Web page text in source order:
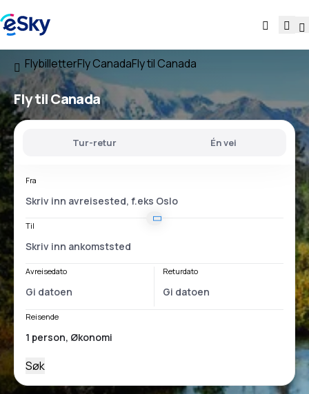
FlybilletterFly CanadaFly til Canada
Fly til Canada
Tur-retur Én vei
Fra
Til
Avreisedato Returdato
Reisende
Søk